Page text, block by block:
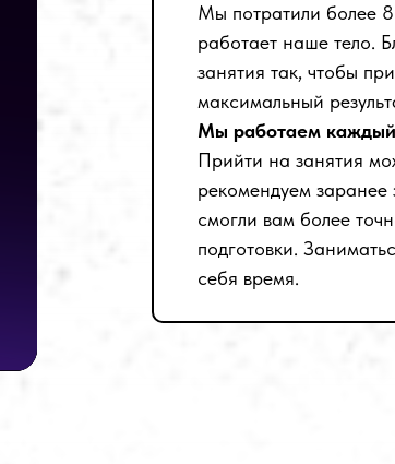
Мы потратили более
работает наше тело.
занятия так, чтобы
максимальный
Мы работаем
Прийти на занятия
рекомендуем заранее
смогли вам более
подготовки.
себя время.